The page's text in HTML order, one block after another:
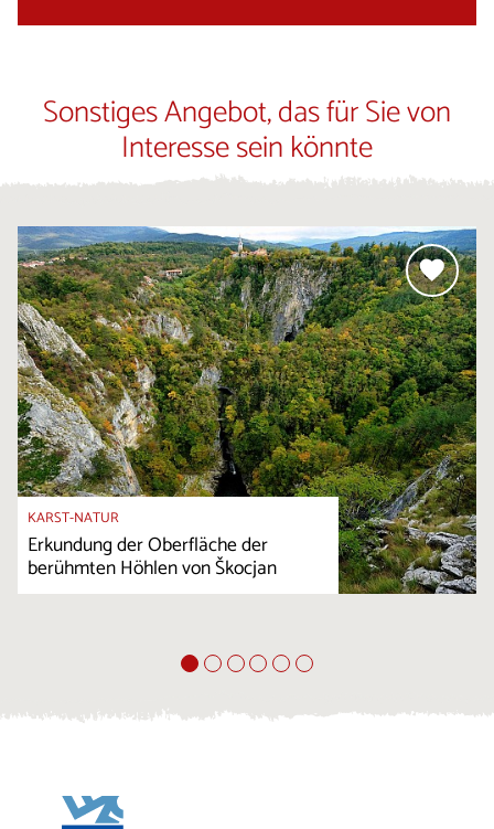
Sonstiges Angebot, das für Sie von
Interesse sein könnte
KARST-NATUR
Erkundung der Oberfläche der
berühmten Höhlen von Škocjan